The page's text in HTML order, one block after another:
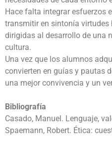
Hace falta integrar esfuerzos
transmitir en sintonía
dirigidas al desarrollo de una
cultura.
Una vez que los alumnos
convierten en guías y pautas
una mejor convivencia y un
Bibliografía
Casado, Manuel. Lenguaje,
Spaemann, Robert. Ética: